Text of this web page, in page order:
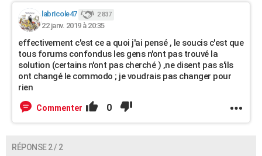
labricole47 2 837
22 janv. 2019 à 20:35
effectivement c'est ce a quoi j'ai pensé , le soucis c'est que
tous forums confondus les gens n'ont pas trouvé la
solution (certains n'ont pas cherché ) ,ne disent pas s'ils
ont changé le commodo ; je voudrais pas changer pour
rien
Commenter 0
RÉPONSE 2 / 2